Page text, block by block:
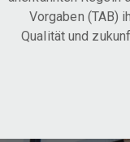
Vorgaben (TAB)
Qualität und